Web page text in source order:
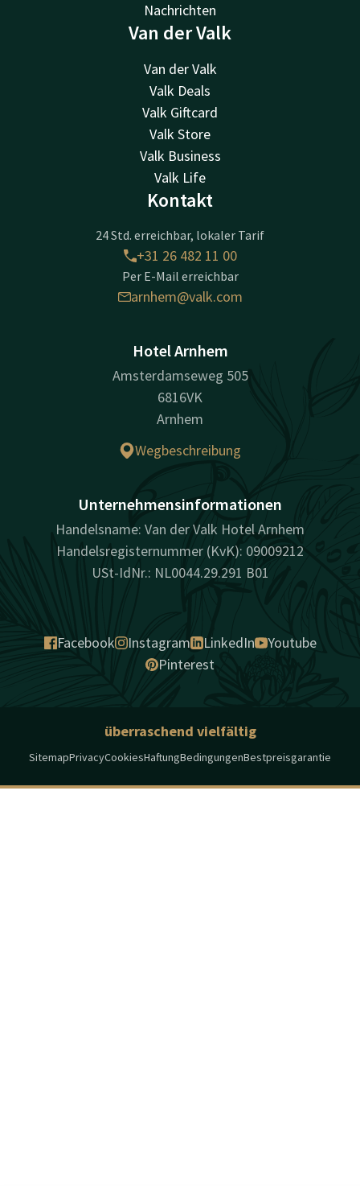
Nachrichten
Van der Valk
Van der Valk
Valk Deals
Valk Giftcard
Valk Store
Valk Business
Valk Life
Kontakt
24 Std. erreichbar, lokaler Tarif
+31 26 482 11 00
Per E-Mail erreichbar
arnhem@valk.com
Hotel Arnhem
Amsterdamseweg 505
6816VK
Arnhem
Wegbeschreibung
Unternehmensinformationen
Handelsname: Van der Valk Hotel Arnhem
Handelsregisternummer (KvK): 09009212
USt-IdNr.: NL0044.29.291 B01
Facebook Instagram LinkedIn
Youtube
Pinterest
überraschend vielfältig
SitemapPrivacyCookiesHaftungBedingungenBestpreisgarantie